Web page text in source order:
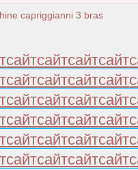
capriggianni 3 bras
сайтсайтсайтсайт
сайтсайтсайтсайт
сайтсайтсайтсайт
сайтсайтсайтсайт
сайтсайтсайтсайт
сайтсайтсайтсайт